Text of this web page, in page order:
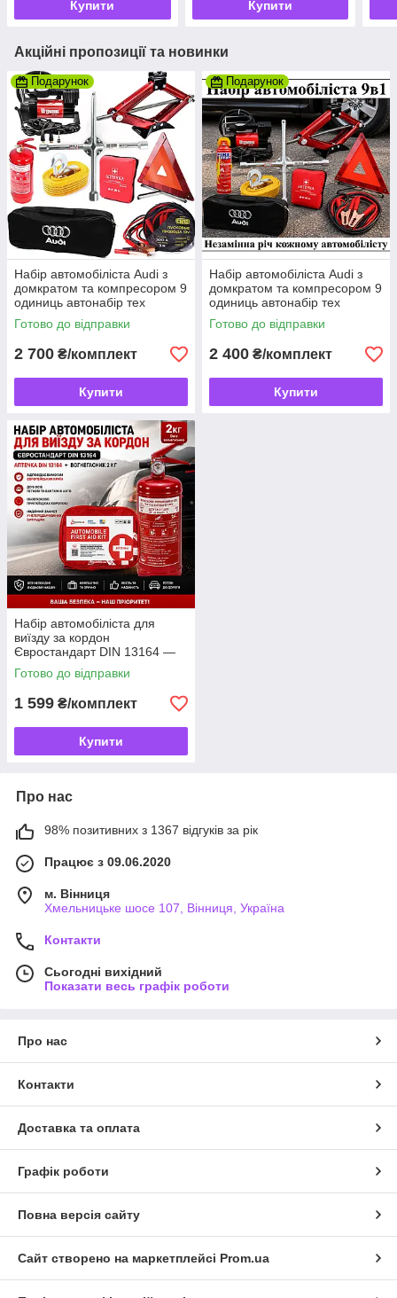
Купити Купити
Акційні пропозиції та новинки
Подарунок
Набір автомобіліста Audi з
домкратом та компресором 9
одиниць автонабір тех
допомоги
Готово до відправки
2 700 ₴/комплект
Купити
Подарунок
Набір автомобіліста Audi з
домкратом та компресором 9
одиниць автонабір тех
допомоги
Готово до відправки
2 400 ₴/комплект
Купити
Набір автомобіліста для
виїзду за кордон
Євростандарт DIN 13164 —
автомобільна аптечка DIN
13164 + вогнегасник
порошковий 2 кг
Готово до відправки
1 599 ₴/комплект
Купити
Про нас
98% позитивних з 1367 відгуків за рік
Працює з 09.06.2020
м. Вінниця
Хмельницьке шосе 107, Вінниця, Україна
Контакти
Сьогодні вихідний
Показати весь графік роботи
Про нас
Контакти
Доставка та оплата
Графік роботи
Повна версія сайту
Сайт створено на маркетплейсі Prom.ua